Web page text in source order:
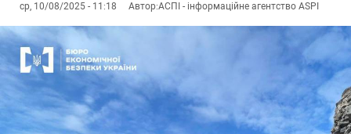
ср, 10/08/2025 - 11:18
Автор:АСПІ - інформаційне агентство ASPI
#ООС
#боротьба
з
корупцією